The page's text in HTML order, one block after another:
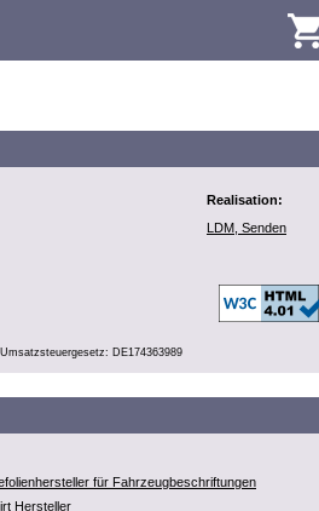
Realisation:
LDM, Senden
DE174363989
für Fahrzeugbeschriftungen
Hersteller